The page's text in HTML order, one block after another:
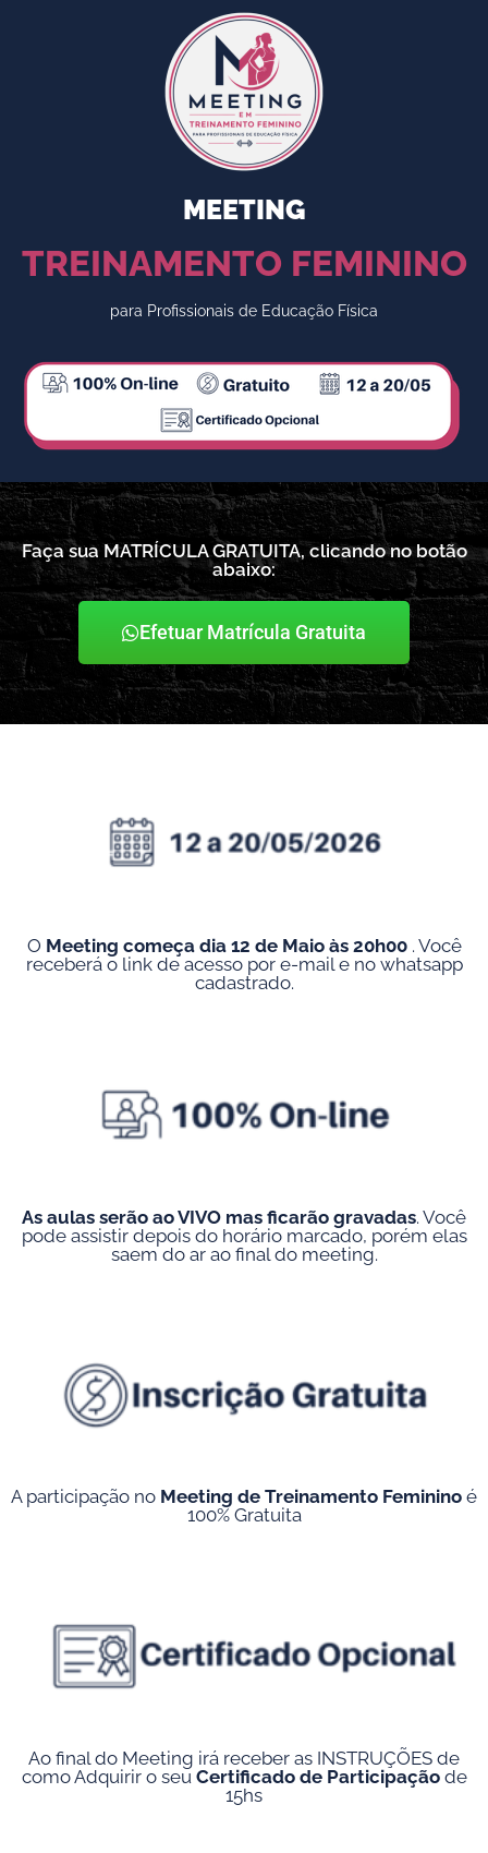
MEETING
TREINAMENTO FEMININO
para Profissionais de Educação Física
Faça sua MATRÍCULA GRATUITA, clicando no botão
abaixo:
Efetuar Matrícula Gratuita
O Meeting começa dia 12 de Maio às 20h00. Você
receberá o link de acesso por e-mail e no whatsapp
cadastrado.
As aulas serão ao VIVO mas ficarão gravadas. Você
pode assistir depois do horário marcado, porém elas
saem do ar ao final do meeting.
A participação no Meeting de Treinamento Feminino é
100% Gratuita
Ao final do Meeting irá receber as INSTRUÇÕES de
como Adquirir o seu Certificado de Participaçãode
15hs